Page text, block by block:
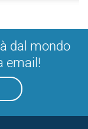
dal mondo
email!